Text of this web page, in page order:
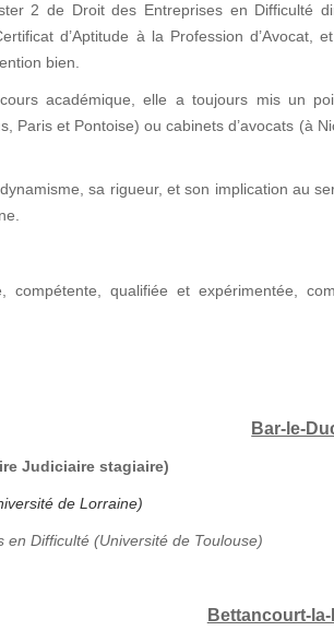
2 de Droit des Entreprises en Difficulté
d’Aptitude à la Profession d’Avocat,
bien.
académique, elle a toujours mis un
Paris et Pontoise) ou cabinets d’avocats (à
sa rigueur, et son implication au
compétente, qualifiée et expérimentée,
Bar-le-
Judiciaire stagiaire)
de Lorraine)
en Difficulté (Université de Toulouse)
Bettancourt-